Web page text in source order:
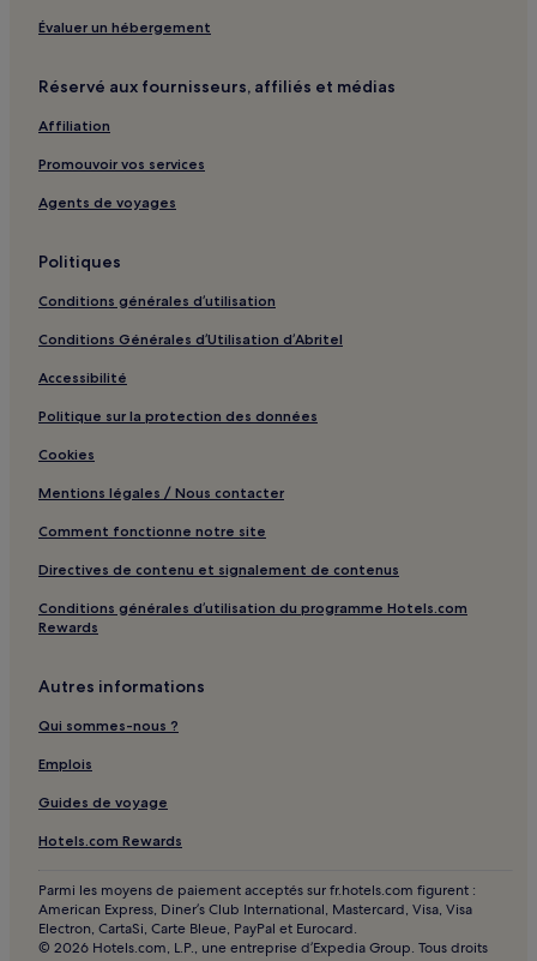
Okrug Gornji : hôtels Hôtels LGBTQIA+ friendly
Kaštel Gomilica : hôtels Hôtels avec parking
Kaštel Gomilica : Appartement à louer
Kaštel Gomilica : hôtels 3 étoiles
Kaštel Kambelovac : hôtels Hôtels avec parking
Kaštel Kambelovac : Appartement à louer
Kaštel Kambelovac : hôtels 3 étoiles
Kaštel Stari : hôtels Hôtels avec parking
Kaštel Štafilić : hôtels Hôtels avec parking
Kaštel Štafilić : Appartement à louer
Okrug : Villas
Okrug : hôtels
Slatine : hôtels Hôtels avec piscine
Slatine : hôtels Hôtels avec centre de fitness
Slatine : hôtels Hôtels pas chers
Slatine : hôtels Hôtels familiaux
Trogir : hôtels 2 étoiles
Trogir : hôtels 3 étoiles
Trogir : hôtels Hôtels LGBTQIA+ friendly
Trogir : hôtels
Évaluer un hébergement
Réservé aux fournisseurs, affiliés et médias
Affiliation
Promouvoir vos services
Agents de voyages
Politiques
Conditions générales d’utilisation
Conditions Générales d’Utilisation d’Abritel
Accessibilité
Politique sur la protection des données
Cookies
Mentions légales / Nous contacter
Comment fonctionne notre site
Directives de contenu et signalement de contenus
Conditions générales d’utilisation du programme Hotels.com
Rewards
Autres informations
Qui sommes-nous ?
Emplois
Guides de voyage
Hotels.com Rewards
Parmi les moyens de paiement acceptés sur fr.hotels.com figurent :
American Express, Diner’s Club International, Mastercard, Visa, Visa
Electron, CartaSi, Carte Bleue, PayPal et Eurocard.
© 2026 Hotels.com, L.P., une entreprise d’Expedia Group. Tous droits